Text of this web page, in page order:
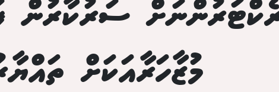
ސަރުކާރުން
މުޒާހަރާއަކަށް